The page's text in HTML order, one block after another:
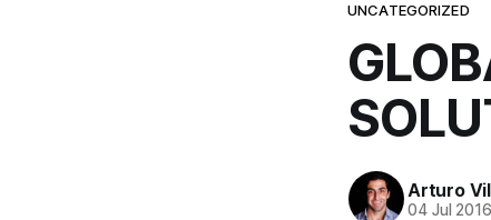
UNCATEGORIZED
Arturo
04 Jul 2016